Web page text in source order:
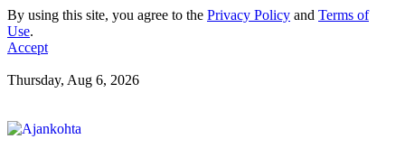
By using this site, you agree to the Privacy Policy and Terms of
Use.
Accept
Thursday, Aug 6, 2026